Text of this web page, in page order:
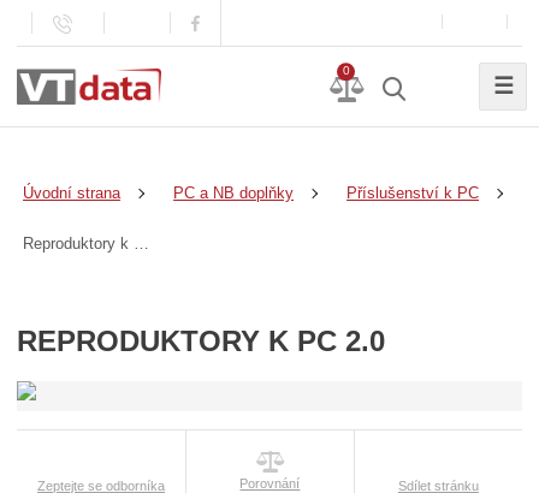
0
☰
Úvodní strana PC a NB doplňky Příslušenství k PC
REPRODUKTORY K PC 2.0
Zeptejte se odborníka Porovnání Sdílet stránku